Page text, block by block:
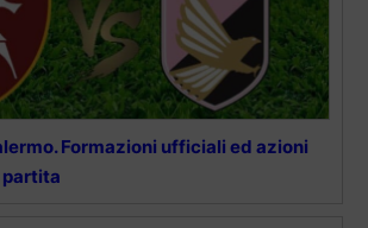
Formazioni ufficiali ed azioni